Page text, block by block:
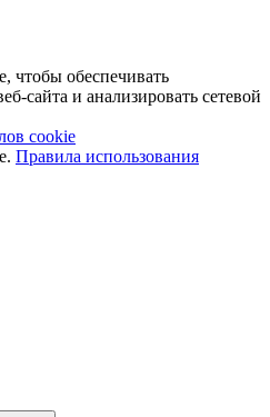
чтобы обеспечивать
сайта и анализировать сетевой
cookie
Правила использования